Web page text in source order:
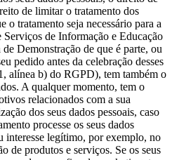
de limitar o tratamento dos
o tratamento seja necessário para a
de Informação e Educação
Demonstração de que é parte, ou
pedido antes da celebração desses
alínea b) do RGPD), tem também o
A qualquer momento, tem o
relacionados com a sua
dos seus dados pessoais, caso
processe os seus dados
interesse legítimo, por exemplo, no
de produtos e serviços. Se os seus